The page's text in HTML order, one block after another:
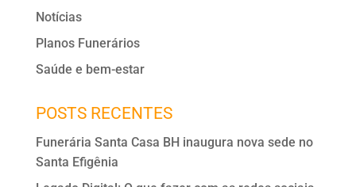
Notícias
Planos Funerários
Saúde e bem-estar
POSTS RECENTES
Funerária Santa Casa BH inaugura nova sede no
Santa Efigênia